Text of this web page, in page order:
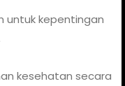
untuk kepentingan
kesehatan secara